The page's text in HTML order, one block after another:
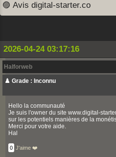
🟣 Avis digital-starter.co
2026-04-24 03:17:16
Halforweb
♟️ Grade : Inconnu
Hello la communauté
Je suis l'owner du site www.digital-
sur les potentiels manières de la
Merci pour votre aide.
Hal
0 J'aime ❤️